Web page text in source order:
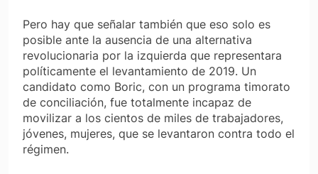
Pero hay que señalar también que eso solo es
posible ante la ausencia de una alternativa
revolucionaria por la izquierda que representara
políticamente el levantamiento de 2019. Un
candidato como Boric, con un programa timorato
de conciliación, fue totalmente incapaz de
movilizar a los cientos de miles de trabajadores,
jóvenes, mujeres, que se levantaron contra todo el
régimen.